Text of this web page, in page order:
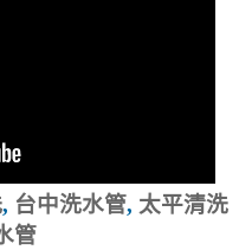
, 台中洗水管, 太平清洗
管